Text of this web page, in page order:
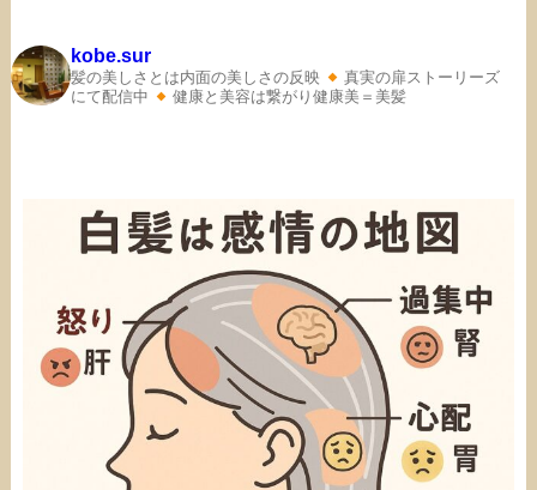
kobe.sur
髪の美しさとは内面の美しさの反映
真実の扉ストーリーズ
にて配信中
健康と美容は繋がり健康美＝美髪